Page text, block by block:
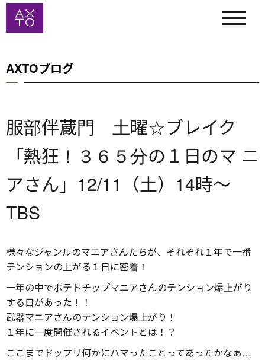
AXTOブログ
服部伴蔵門 土曜☆ブレイク
「熱狂！３６５分の１日のマ ニ
アさん」12/11（土）14時〜
TBS
様々なジャンルのマニアさんたちが、それぞれ１年で一番
テンションの上がる１日に密着！
一年の中でポテトチップマニアさんのテンション爆上がり
する日があった！！
武器マニアさんのテンション爆上がり！
１年に一度開催されるイベントとは！？
ここまでドップリ何かにハマったことってあったかなぁ…